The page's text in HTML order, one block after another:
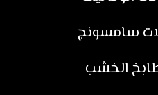
سامسونج
الخشب